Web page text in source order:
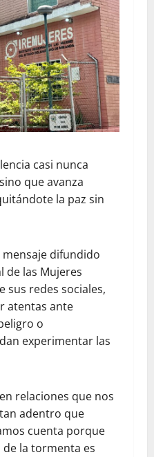
casi nunca
que avanza
la paz sin
difundido
de las Mujeres
sus redes sociales,
atentas ante
o
experimentar las
relaciones que nos
adentro que
cuenta porque
la tormenta es